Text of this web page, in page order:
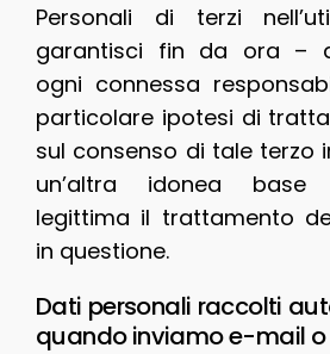
Personali di terzi
garantisci fin da ora –
ogni connessa
particolare ipotesi di
sul consenso di tale terzo
un’altra idonea base
legittima il trattamento
in questione.
Dati personali raccolti
quando inviamo e-mail